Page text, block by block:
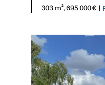
303 m², 695 000 € |